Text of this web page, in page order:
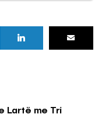
Lartë me Tri